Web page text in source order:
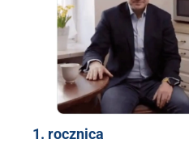
1. rocznica